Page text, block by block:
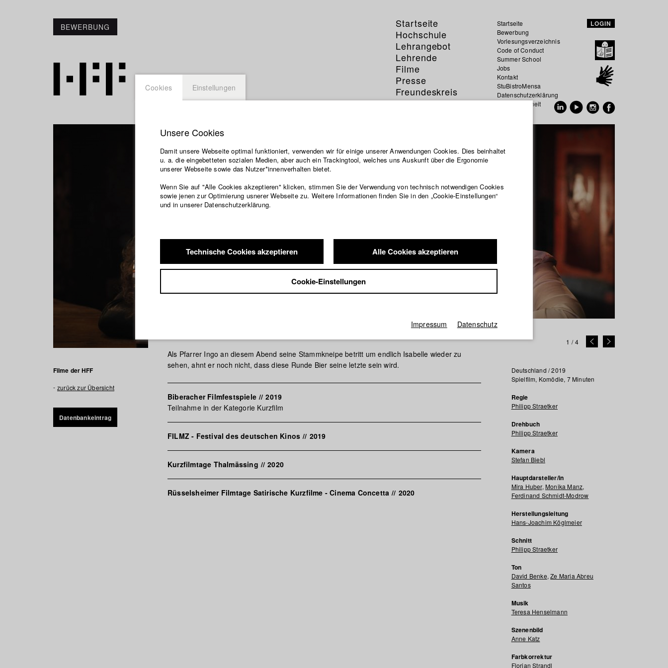
BEWERBUNG
Startseite
Hochschule
Lehrangebot
Lehrende
Filme
Presse
Freundeskreis
Service
Startseite
Bewerbung
Vorlesungsverzeichnis
Code of Conduct
Summer School
Jobs
Kontakt
StuBistroMensa
Datenschutzerklärung
Datensicherheit
LOGIN
1 /4
Filme der HFF
zurück zur Übersicht
Datenbankeintrag
Als Pfarrer Ingo an diesem Abend seine Stammkneipe betritt um endlich Isabelle wieder zu
sehen, ahnt er noch nicht, dass diese Runde Bier seine letzte sein wird.
Biberacher Filmfestspiele // 2019
Teilnahme in der Kategorie Kurzfilm
FILMZ - Festival des deutschen Kinos // 2019
Kurzfilmtage Thalmässing // 2020
Rüsselsheimer Filmtage Satirische Kurzfilme - Cinema Concetta // 2020
Deutschland / 2019
Spielfilm, Komödie, 7 Minuten
Regie
Philipp Straetker
Drehbuch
Philipp Straetker
Kamera
Stefan Biebl
Hauptdarsteller/in
Mira Huber, Monika Manz,
Ferdinand Schmidt-Modrow
Herstellungsleitung
Hans-Joachim Köglmeier
Schnitt
Philipp Straetker
Ton
David Benke,Ze Maria Abreu
Santos
Musik
Teresa Henselmann
Szenenbild
Anne Katz
Farbkorrektur
Florian Strandl
Cookies Einstellungen
Unsere Cookies
Damit unsere Webseite optimal funktioniert, verwenden wir für einige unserer Anwendungen Cookies. Dies beinhaltet
u. a. die eingebetteten sozialen Medien, aber auch ein Trackingtool, welches uns Auskunft über die Ergonomie
unserer Webseite sowie das Nutzer*innenverhalten bietet.
Wenn Sie auf "Alle Cookies akzeptieren" klicken, stimmen Sie der Verwendung von technisch notwendigen Cookies
sowie jenen zur Optimierung usnerer Webseite zu. Weitere Informationen finden Sie in den „Cookie-Einstellungen“
und in unserer Datenschutzerklärung.
Technische Cookies akzeptieren Alle Cookies akzeptieren
Cookie-Einstellungen
Impressum Datenschutz